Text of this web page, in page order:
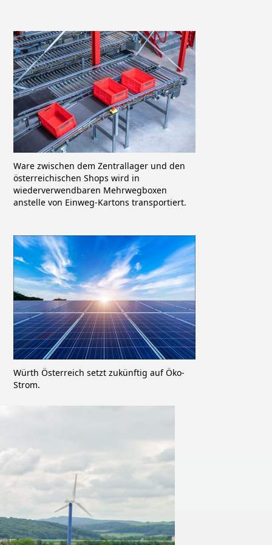
Ware zwischen dem Zentrallager und den
österreichischen Shops wird in
wiederverwendbaren Mehrwegboxen
anstelle von Einweg-Kartons transportiert.
Würth Österreich setzt zukünftig auf Öko-
Strom.